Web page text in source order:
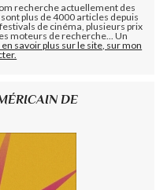
recherche actuellement des
plus de 4000 articles depuis
de cinéma, plusieurs prix
moteurs de recherche... Un
savoir plus sur le site, sur mon
DE